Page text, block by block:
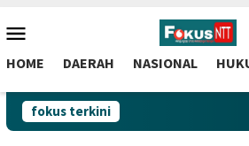
to
contentMobile
HOME DAERAH NASIONAL
fokus terkini